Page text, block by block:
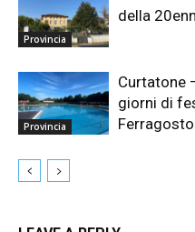
Provincia
della
Provincia
Curtatone
giorni di
Ferragosto